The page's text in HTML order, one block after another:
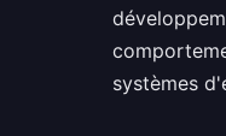
systèmes